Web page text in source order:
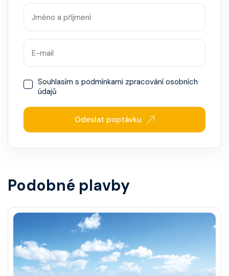
Souhlasím s podmínkami zpracování osobních
údajů
Odeslat poptávku
Podobné plavby